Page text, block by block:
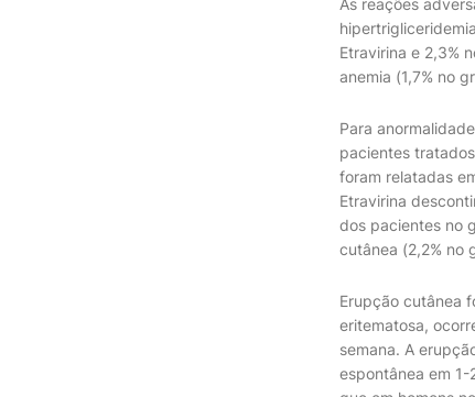
As reações
Etravirina e 2,3%
anemia (1,7% no
Para
pacientes
foram relatadas
Etravirina
dos pacientes no
cutânea (2,2% no
Erupção cutânea
eritematosa,
semana. A
espontânea em